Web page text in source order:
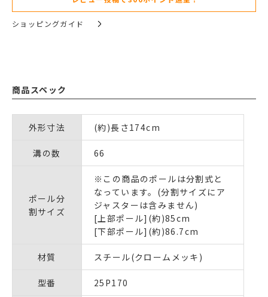
ショッピングガイド
商品スペック
外形寸法 (約)長さ174cm
溝の数 66
ポール分
割サイズ
※この商品のポールは分割式と
なっています。(分割サイズにア
ジャスターは含みません)
[上部ポール](約)85cm
[下部ポール](約)86.7cm
材質 スチール(クロームメッキ)
型番 25P170